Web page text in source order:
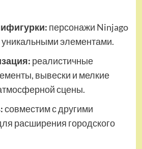
персонажи Ninjago
уникальными элементами.
реалистичные
вывески и мелкие
сцены.
совместим с другими
расширения городского